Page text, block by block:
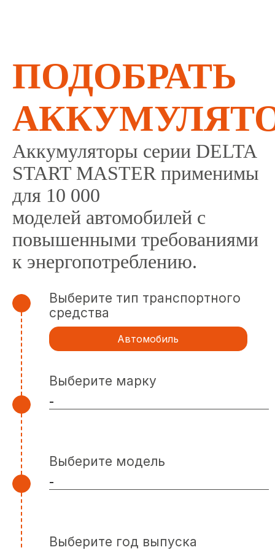
ПОДОБРАТЬ
Аккумуляторы серии DELTA
START MASTER применимы
для 10 000
моделей автомобилей с
повышенными требованиями
к энергопотреблению.
Выберите тип транспортного
средства
Автомобиль
Выберите марку
Выберите модель
Выберите год выпуска